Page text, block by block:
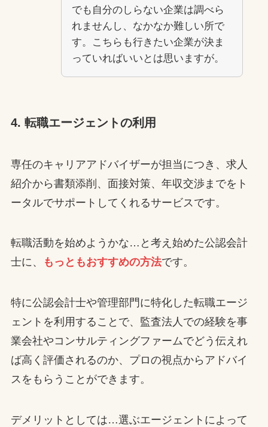
でも自分のしらない企業は調べら
れませんし、なかなか難しい所で
す。こちらも行きたい企業が決ま
っていればいいとは思いますが。
4. 転職エージェントの利用
専任のキャリアアドバイザーが担当につき、求人
紹介から書類添削、面接対策、年収交渉までをト
ータルでサポートしてくれるサービスです。
転職活動を始めようかな…と考え始めた公認会計
士に、
もっともおすすめの方法です。
特に公認会計士や管理部門に特化した転職エージ
ェントを利用することで、監査法人での経験を事
業会社やコンサルティングファームでどう伝えれ
ば高く評価されるのか、プロの視点からアドバイ
スをもらうことができます。
デメリットとしては…選ぶエージェントによって